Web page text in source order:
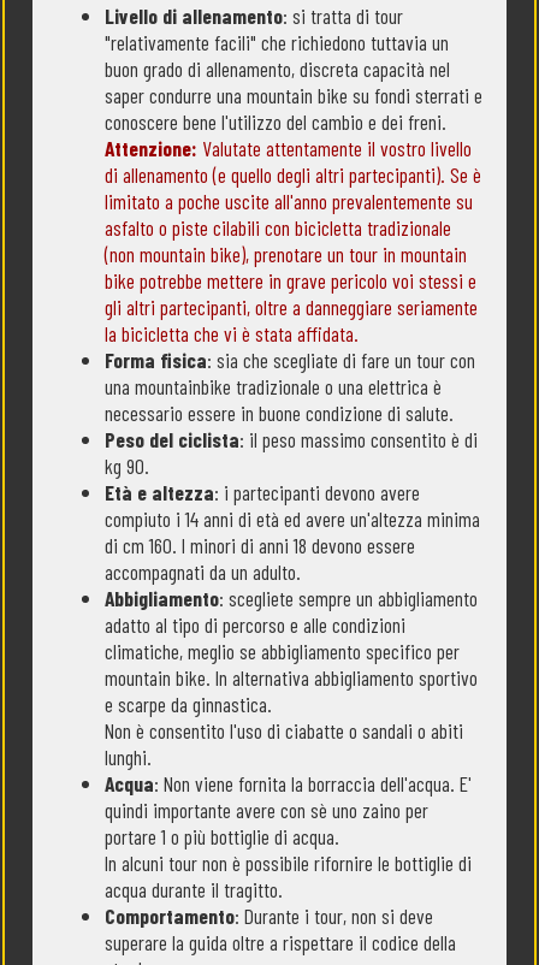
Livello di allenamento: si tratta di tour
"relativamente facili" che richiedono tuttavia un
buon grado di allenamento, discreta capacità nel
saper condurre una mountain bike su fondi sterrati e
conoscere bene l'utilizzo del cambio e dei freni.
Attenzione: Valutate attentamente il vostro livello
di allenamento (e quello degli altri partecipanti). Se è
limitato a poche uscite all'anno prevalentemente su
asfalto o piste cilabili con bicicletta tradizionale
(non mountain bike), prenotare un tour in mountain
bike potrebbe mettere in grave pericolo voi stessi e
gli altri partecipanti, oltre a danneggiare seriamente
la bicicletta che vi è stata affidata.
Forma fisica: sia che scegliate di fare un tour con
una mountainbike tradizionale o una elettrica è
necessario essere in buone condizione di salute.
Peso del ciclista: il peso massimo consentito è di
kg 90.
Età e altezza: i partecipanti devono avere
compiuto i 14 anni di età ed avere un'altezza minima
di cm 160. I minori di anni 18 devono essere
accompagnati da un adulto.
Abbigliamento: scegliete sempre un abbigliamento
adatto al tipo di percorso e alle condizioni
climatiche, meglio se abbigliamento specifico per
mountain bike. In alternativa abbigliamento sportivo
e scarpe da ginnastica.
Non è consentito l'uso di ciabatte o sandali o abiti
lunghi.
Acqua: Non viene fornita la borraccia dell'acqua. E'
quindi importante avere con sè uno zaino per
portare 1 o più bottiglie di acqua.
In alcuni tour non è possibile rifornire le bottiglie di
acqua durante il tragitto.
Comportamento: Durante i tour, non si deve
superare la guida oltre a rispettare il codice della